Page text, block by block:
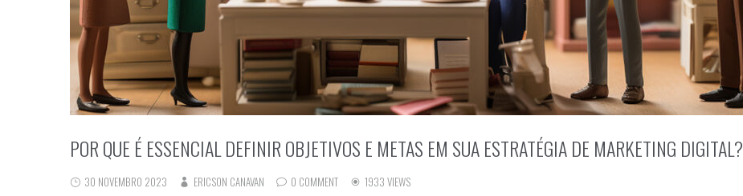
POR QUE É ESSENCIAL DEFINIR OBJETIVOS E METAS EM SUA ESTRATÉGIA DE MARKETING DIGITAL?
30 NOVEMBRO 2023 ERICSON CANAVAN 0 COMMENT 1933 VIEWS